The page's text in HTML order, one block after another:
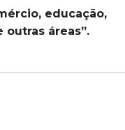
educação,
áreas”.